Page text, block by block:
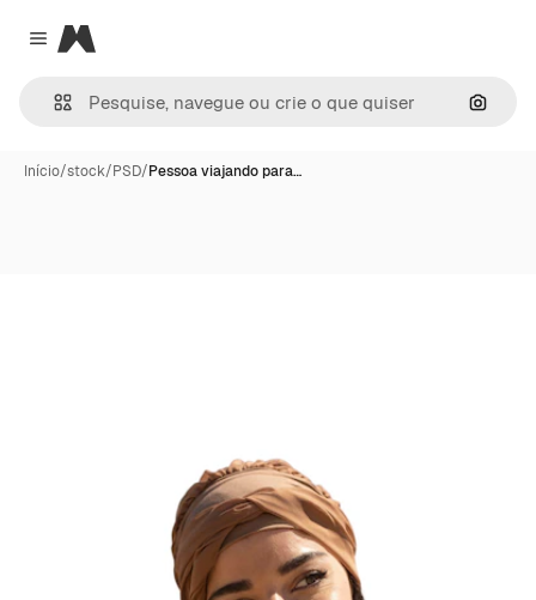
Close menu
Magnific
Início/stock/PSD/Pessoa viajando para…